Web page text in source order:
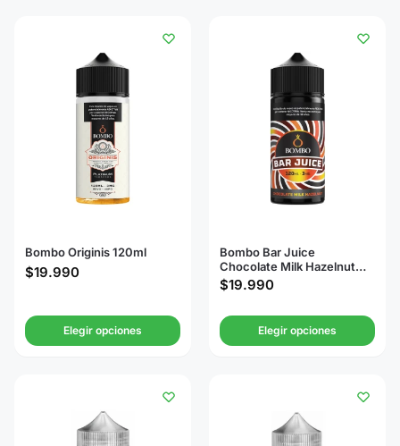
Bombo Originis 120ml
$19.990
Elegir opciones
Bombo Bar Juice
Chocolate Milk Hazelnut
120ml
$19.990
Elegir opciones